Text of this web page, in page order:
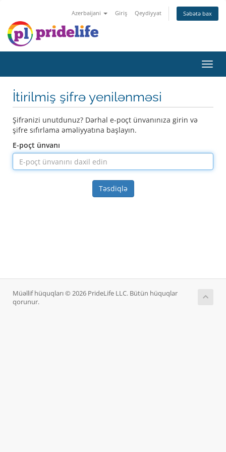
Azerbaijani Giriş Qeydiyyat Səbətə bax
keçid
İtirilmiş şifrə yenilənməsi
Şifrənizi unutdunuz? Dərhal e-poçt ünvanınıza girin və
şifre sıfırlama əməliyyatına başlayın.
E-poçt ünvanı
Təsdiqlə
Müəllif hüquqları © 2026 PrideLife LLC. Bütün hüquqlar
qorunur.